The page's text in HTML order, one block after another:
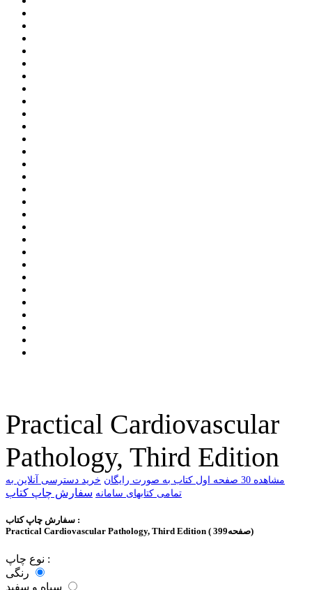
Practical Cardiovascular
Pathology, Third Edition
ﻣﺸﺎﻫﺪﻩ 30 ﺻﻔﺤﻪ اﻭﻝ ﮐﺘﺎﺏ ﺑﻪ ﺻﻮﺭﺕ ﺭاﯾﮕﺎﻥ
خرید دسترسی آنلاین به
تمامی کتابهای سامانه سفارش چاپ کتاب
سفارش چاپ کتاب :
Practical Cardiovascular Pathology, Third Edition ( 399صفحه)
نوع چاپ :
رنگی
سیاه و سفید